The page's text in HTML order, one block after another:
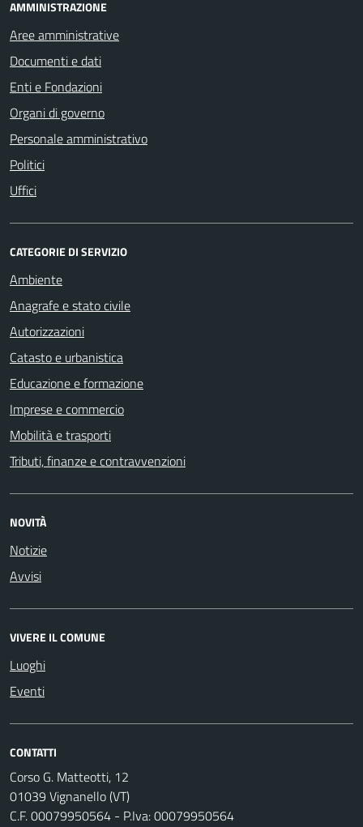
AMMINISTRAZIONE
Aree amministrative
Documenti e dati
Enti e Fondazioni
Organi di governo
Personale amministrativo
Politici
Uffici
CATEGORIE DI SERVIZIO
Ambiente
Anagrafe e stato civile
Autorizzazioni
Catasto e urbanistica
Educazione e formazione
Imprese e commercio
Mobilità e trasporti
Tributi, finanze e contravvenzioni
NOVITÀ
Notizie
Avvisi
VIVERE IL COMUNE
Luoghi
Eventi
CONTATTI
Corso G. Matteotti, 12
01039 Vignanello (VT)
C.F. 00079950564 - P.Iva: 00079950564